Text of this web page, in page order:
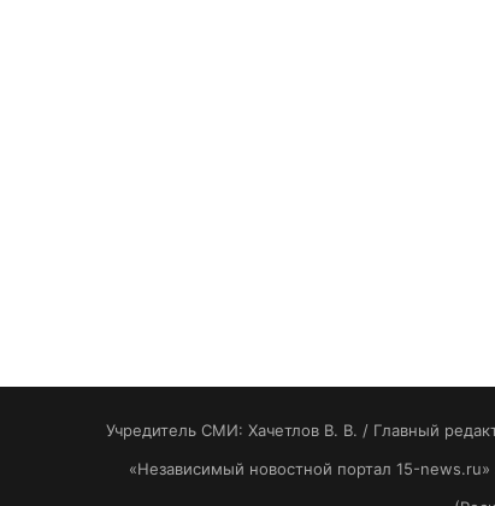
Учредитель СМИ: Хaчeтлoв B. B. / Главный
«Независимый новостной портал 15-